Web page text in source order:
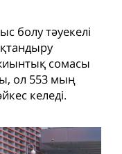
болу тәуекелі
сомасы
ол 553 мың
келеді.